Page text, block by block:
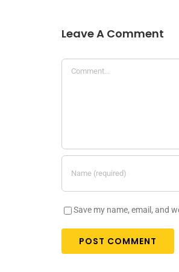
Leave A Comment
Comment
Save my name, email, and